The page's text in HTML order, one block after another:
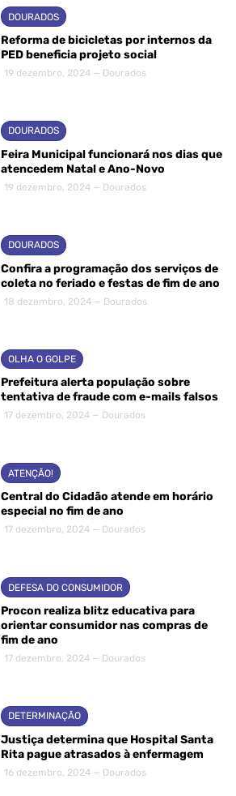
DOURADOS
Reforma de bicicletas por internos da
PED beneficia projeto social
19 dezembro, 2024 — Dourados
DOURADOS
Feira Municipal funcionará nos dias que
atencedem Natal e Ano-Novo
19 dezembro, 2024 — Dourados
DOURADOS
Confira a programação dos serviços de
coleta no feriado e festas de fim de ano
18 dezembro, 2024 — Dourados
OLHA O GOLPE
Prefeitura alerta população sobre
tentativa de fraude com e-mails falsos
17 dezembro, 2024 — Dourados
ATENÇÃO!
Central do Cidadão atende em horário
especial no fim de ano
17 dezembro, 2024 — Dourados
DEFESA DO CONSUMIDOR
Procon realiza blitz educativa para
orientar consumidor nas compras de
fim de ano
17 dezembro, 2024 — Dourados
DETERMINAÇÃO
Justiça determina que Hospital Santa
Rita pague atrasados à enfermagem
16 dezembro, 2024 — Dourados